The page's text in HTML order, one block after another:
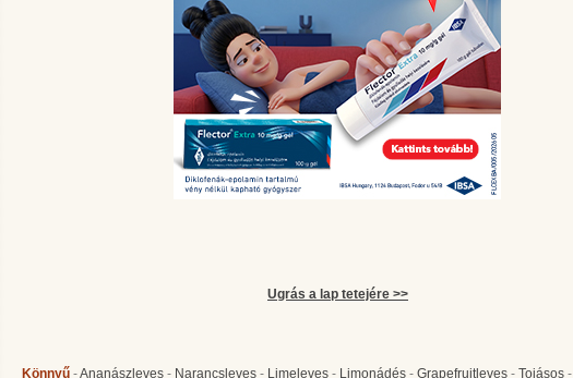
Ugrás a lap tetejére >>
Könnyű-Ananászleves- Narancsleves- Limeleves- Limonádés- Grapefruitleves- Tojásos-